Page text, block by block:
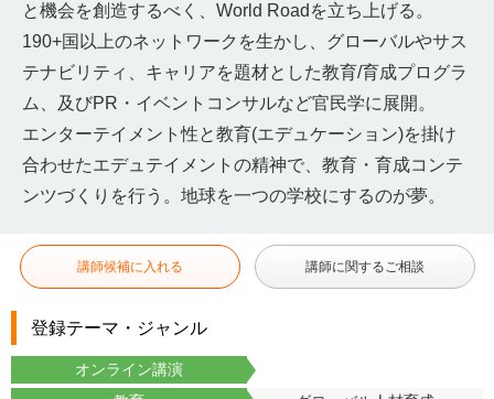
と機会を創造するべく、World Roadを立ち上げる。
190+国以上のネットワークを生かし、グローバルやサス
テナビリティ、キャリアを題材とした教育/育成プログラ
ム、及びPR・イベントコンサルなど官民学に展開。
エンターテイメント性と教育(エデュケーション)を掛け
合わせたエデュテイメントの精神で、教育・育成コンテ
ンツづくりを行う。地球を一つの学校にするのが夢。
講師候補に入れる 講師に関するご相談
登録テーマ・ジャンル
オンライン講演